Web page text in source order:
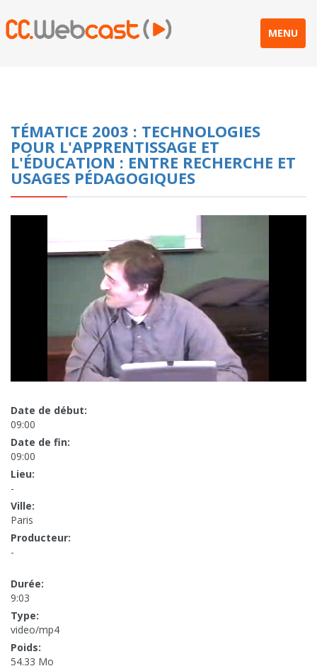
MENU
TÉMATICE 2003 : TECHNOLOGIES
POUR L'APPRENTISSAGE ET
L'ÉDUCATION : ENTRE RECHERCHE ET
USAGES PÉDAGOGIQUES
Date de début:
09:00
Date de fin:
09:00
Lieu:
-
Ville:
Paris
Producteur:
-
Durée:
9:03
Type:
video/mp4
Poids:
54.33 Mo